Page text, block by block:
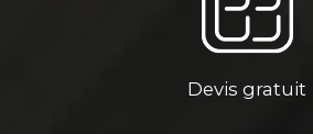
Devis gratuit